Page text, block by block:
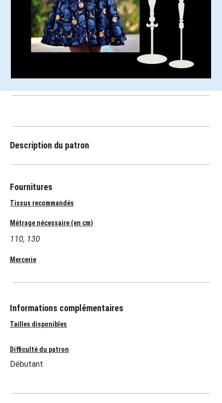
Description du patron
Fournitures
Tissus recommandés
Métrage nécessaire (en cm)
110, 130
Mercerie
Informations complémentaires
Tailles disponibles
Difficulté du patron
Débutant